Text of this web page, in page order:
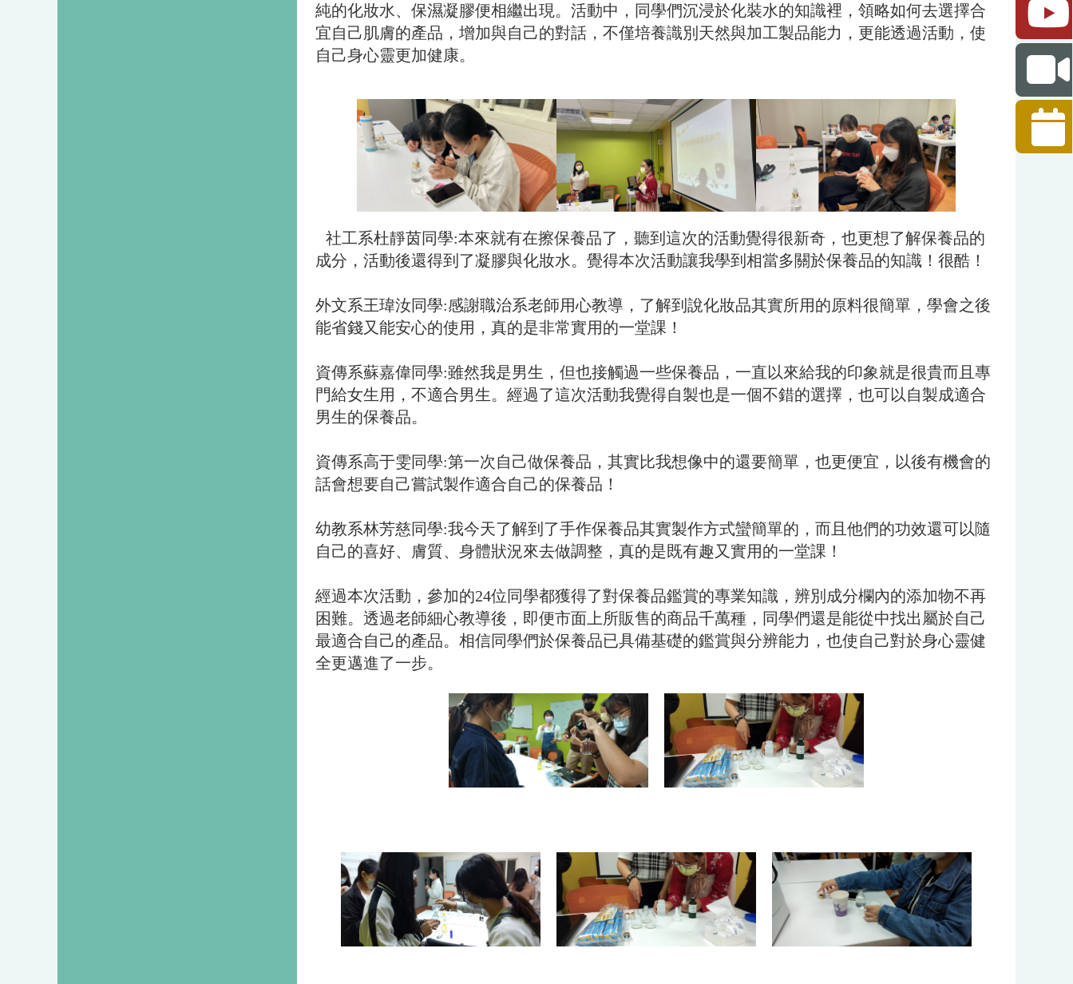
純的化妝水、保濕凝膠便相繼出現。活動中，同學們沉浸於化裝水的知識裡，領略如何去選擇合
宜自己肌膚的產品，增加與自己的對話，不僅培養識別天然與加工製品能力，更能透過活動，使
自己身心靈更加健康。
社工系杜靜茵同學:本來就有在擦保養品了，聽到這次的活動覺得很新奇，也更想了解保養品的
成分，活動後還得到了凝膠與化妝水。覺得本次活動讓我學到相當多關於保養品的知識！很酷！
外文系王瑋汝同學:感謝職治系老師用心教導，了解到說化妝品其實所用的原料很簡單，學會之後
能省錢又能安心的使用，真的是非常實用的一堂課！
資傳系蘇嘉偉同學:雖然我是男生，但也接觸過一些保養品，一直以來給我的印象就是很貴而且專
門給女生用，不適合男生。經過了這次活動我覺得自製也是一個不錯的選擇，也可以自製成適合
男生的保養品。
資傳系高于雯同學:第一次自己做保養品，其實比我想像中的還要簡單，也更便宜，以後有機會的
話會想要自己嘗試製作適合自己的保養品！
幼教系林芳慈同學:我今天了解到了手作保養品其實製作方式蠻簡單的，而且他們的功效還可以隨
自己的喜好、膚質、身體狀況來去做調整，真的是既有趣又實用的一堂課！
經過本次活動，參加的24位同學都獲得了對保養品鑑賞的專業知識，辨別成分欄內的添加物不再
困難。透過老師細心教導後，即便市面上所販售的商品千萬種，同學們還是能從中找出屬於自己
最適合自己的產品。相信同學們於保養品已具備基礎的鑑賞與分辨能力，也使自己對於身心靈健
全更邁進了一步。